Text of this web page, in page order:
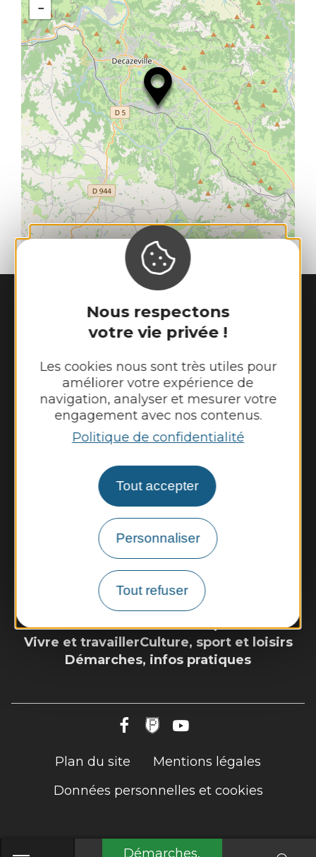
Nous respectons
votre vie privée !
Les cookies nous sont très utiles pour
améliorer votre expérience de
navigation, analyser et mesurer votre
engagement avec nos contenus.
Politique de confidentialité
Tout accepter
Personnaliser
Tout refuser
Démarches,
−
Leaflet | Map data © OpenStreetMap contributors
Mairie deCransac-les-Thermes
28 place de l'Hôtel de Ville
12110 Cransac-les-Thermes
Tél. :
Horaires d'ouverture au public :
Du lundi au jeudi : 8h00 - 12h00 et 13h30 -
17h30
Vendredi : 8h00 - 12h00
Nous contacter
DécouvrirVie municipale
Vivre et travaillerCulture, sport et loisirs
Démarches, infos pratiques
Plan du site
Mentions légales
Données personnelles et cookies